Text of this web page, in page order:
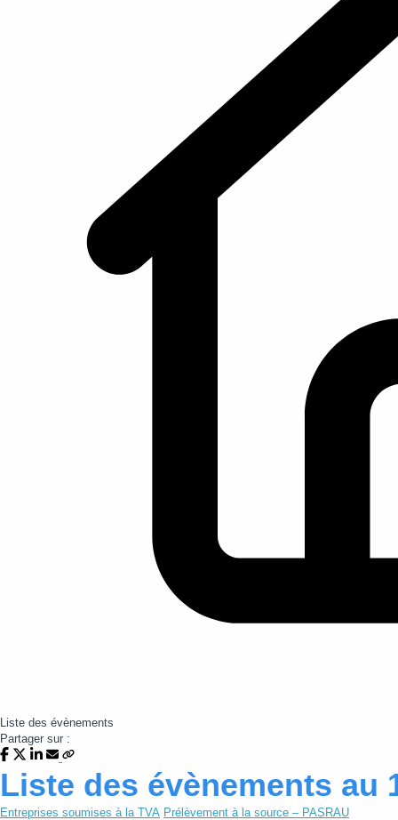
Liste des évènements
Partager sur :
Liste des évènements au
Entreprises soumises à la TVA Prélèvement à la source – PASRAU